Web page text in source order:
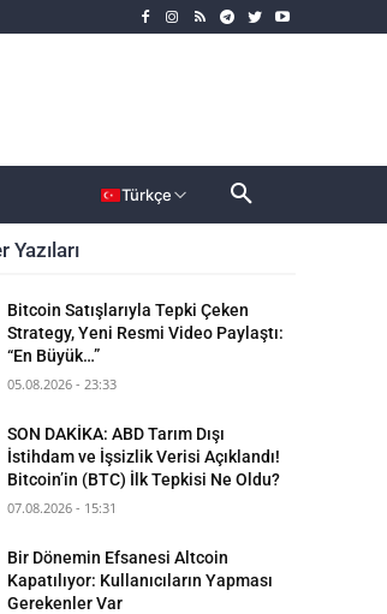
Türkçe
Yazıları
Bitcoin Satışlarıyla Tepki Çeken
Strategy, Yeni Resmi Video Paylaştı:
“En Büyük…”
05.08.2026 - 23:33
SON DAKİKA: ABD Tarım Dışı
İstihdam ve İşsizlik Verisi Açıklandı!
Bitcoin’in (BTC) İlk Tepkisi Ne Oldu?
07.08.2026 - 15:31
Bir Dönemin Efsanesi Altcoin
Kapatılıyor: Kullanıcıların Yapması
Gerekenler Var